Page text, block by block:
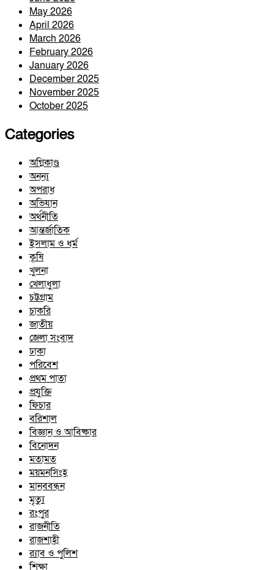
May 2026
April 2026
March 2026
February 2026
January 2026
December 2025
November 2025
October 2025
Categories
অগ্নিকাণ্ড
অনন্য
অপরাধ
অভিযান
অর্থনীতি
আন্তর্জাতিক
ইসলাম ও ধর্ম
কৃষি
খুলনা
খেলাধুলা
চট্টগ্রাম
চাকরি
জাতীয়
জেলা সংবাদ
ঢাকা
পরিবেশ
প্রথম পাতা
প্রযুক্তি
ফিচার
বরিশাল
বিজ্ঞান ও আবিষ্কার
বিনোদন
মতামত
ময়মনসিংহ
মানববন্ধন
মৃত্যু
রংপুর
রাজনীতি
রাজশাহী
র‍্যাব ও পুলিশ
শিক্ষা